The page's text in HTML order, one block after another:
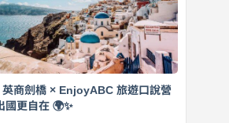
商劍橋 × EnjoyABC 旅遊口說營
國更自在 🌍✨